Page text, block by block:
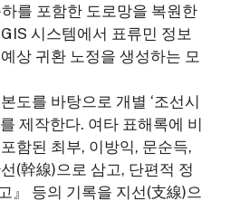
를 포함한 도로망을 복원한
시스템에서 표류민 정보
상 귀환 노정을 생성하는 모
도를 바탕으로 개별 ‘조선시
제작한다. 여타 표해록에 비
함된 최부, 이방익, 문순득,
(幹線)으로 삼고, 단편적 정
』 등의 기록을 지선(支線)으